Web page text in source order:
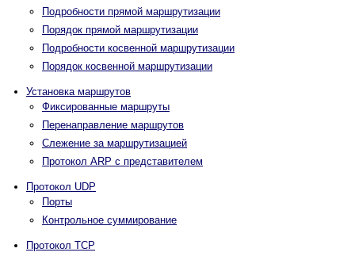
Подробности прямой маршрутизации
Порядок прямой маршрутизации
Подробности косвенной маршрутизации
Порядок косвенной маршрутизации
Установка маршрутов
Фиксированные маршруты
Перенаправление маршрутов
Слежение за маршрутизацией
Протокол ARP с представителем
Протокол UDP
Порты
Контрольное суммирование
Протокол TCP